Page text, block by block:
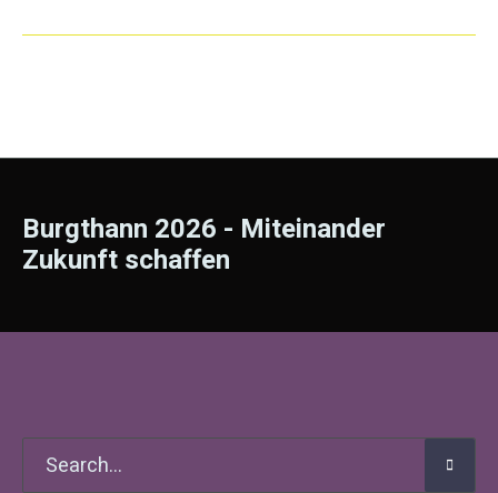
Burgthann 2026 - Miteinander
Zukunft schaffen